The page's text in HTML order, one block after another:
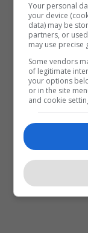
Junik Agron
Zgjedhjet Lokale
Your personal
your device
data) may be
partners, or
may use precise
Some vendors
of legitimate
your options
or in the site
and cookie